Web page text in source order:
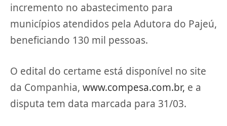
incremento no abastecimento para
municípios atendidos pela Adutora do Pajeú,
beneficiando 130 mil pessoas.
O edital do certame está disponível no site
da Companhia, www.compesa.com.br, e a
disputa tem data marcada para 31/03.